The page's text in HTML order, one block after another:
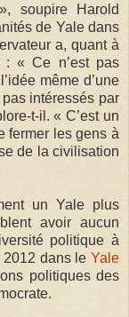
soupire Harold
de Yale dans
a, quant à
: « Ce n’est pas
même d’une
intéressés par
t-il. « C’est un
fermer les gens à
de la civilisation
un Yale plus
avoir aucun
politique à
2012 dans le Yale
politiques des